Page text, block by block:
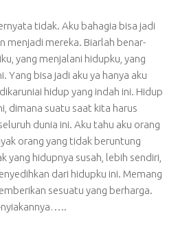
tidak. Aku bahagia bisa jadi
menjadi mereka. Biarlah benar-
yang menjalani hidupku, yang
Yang bisa jadi aku ya hanya aku
hidup yang indah ini. Hidup
dimana suatu saat kita harus
dunia ini. Aku tahu aku orang
orang yang tidak beruntung
yang hidupnya susah, lebih sendiri,
dari hidupku ini. Memang
sesuatu yang berharga.
nyiakannya…..